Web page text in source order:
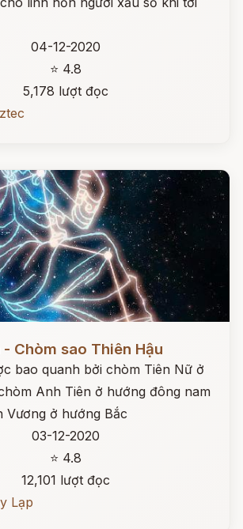
04-12-2020
⭐ 4.8
5,178 lượt đọc
Chòm sao Thiên Hậu
bao quanh bởi chòm Tiên Nữ ở
Anh Tiên ở hướng đông nam
Vương ở hướng Bắc
03-12-2020
⭐ 4.8
12,101 lượt đọc
Lạp